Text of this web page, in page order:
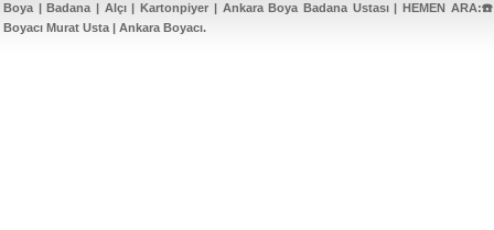
Boya | Badana | Alçı | Kartonpiyer | Ankara Boya Badana Ustası | HEMEN
Boyacı Murat Usta | Ankara Boyacı.